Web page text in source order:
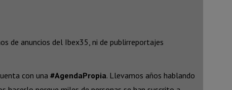
de anuncios del Ibex35, ni de publirreportajes
con una #AgendaPropia. Llevamos años hablando